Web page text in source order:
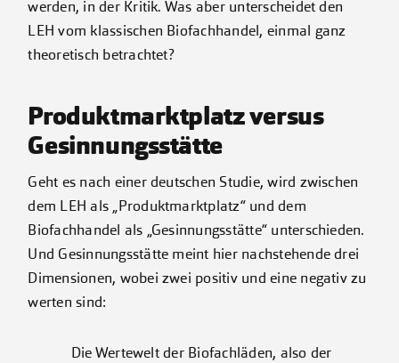
werden, in der Kritik. Was aber unterscheidet den
LEH vom klassischen Biofachhandel, einmal ganz
theoretisch betrachtet?
Produktmarktplatz versus
Gesinnungsstätte
Geht es nach einer deutschen Studie, wird zwischen
dem LEH als „Produktmarktplatz“ und dem
Biofachhandel als „Gesinnungsstätte“ unterschieden.
Und Gesinnungsstätte meint hier nachstehende drei
Dimensionen, wobei zwei positiv und eine negativ zu
werten sind:
Die Wertewelt der Biofachläden, also der